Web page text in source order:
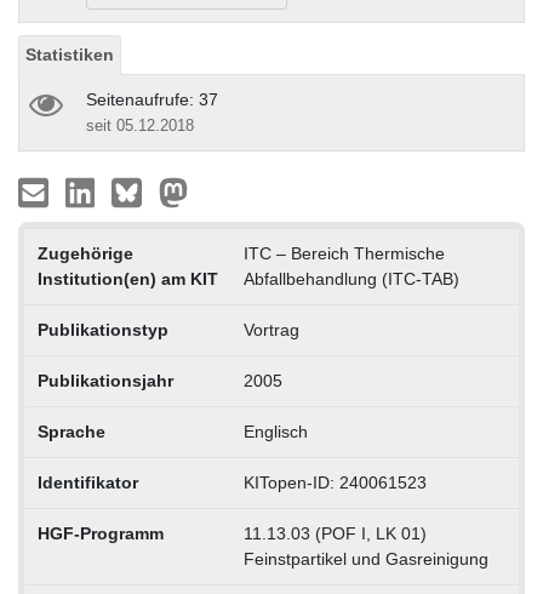
Statistiken
Seitenaufrufe: 37
seit 05.12.2018
Zugehörige
Institution(en) am KIT
ITC – Bereich Thermische
Abfallbehandlung (ITC-TAB)
Publikationstyp Vortrag
Publikationsjahr 2005
Sprache Englisch
Identifikator KITopen-ID: 240061523
HGF-Programm
11.13.03 (POF I, LK 01)
Feinstpartikel und Gasreinigung